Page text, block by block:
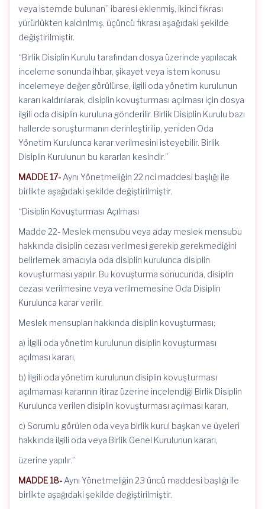
veya istemde bulunan” ibaresi eklenmiş, ikinci fıkrası
yürürlükten kaldırılmış, üçüncü fıkrası aşağıdaki şekilde
değiştirilmiştir.
“Birlik Disiplin Kurulu tarafından dosya üzerinde yapılacak
inceleme sonunda ihbar, şikayet veya istem konusu
incelemeye değer görülürse, ilgili oda yönetim kurulunun
kararı kaldırılarak, disiplin kovuşturması açılması için dosya
ilgili oda disiplin kuruluna gönderilir. Birlik Disiplin Kurulu bazı
hallerde soruşturmanın derinleştirilip, yeniden Oda
Yönetim Kurulunca karar verilmesini isteyebilir. Birlik
Disiplin Kurulunun bu kararları kesindir.”
MADDE 17- Aynı Yönetmeliğin 22 nci maddesi başlığı ile
birlikte aşağıdaki şekilde değiştirilmiştir.
“Disiplin Kovuşturması Açılması
Madde 22- Meslek mensubu veya aday meslek mensubu
hakkında disiplin cezası verilmesi gerekip gerekmediğini
belirlemek amacıyla oda disiplin kurulunca disiplin
kovuşturması yapılır. Bu kovuşturma sonucunda, disiplin
cezası verilmesine veya verilmemesine Oda Disiplin
Kurulunca karar verilir.
Meslek mensupları hakkında disiplin kovuşturması;
a) İlgili oda yönetim kurulunun disiplin kovuşturması
açılması kararı,
b) İlgili oda yönetim kurulunun disiplin kovuşturması
açılmaması kararının itiraz üzerine incelendiği Birlik Disiplin
Kurulunca verilen disiplin kovuşturması açılması kararı,
c) Sorumlu görülen oda veya birlik kurul başkan ve üyeleri
hakkında ilgili oda veya Birlik Genel Kurulunun kararı,
üzerine yapılır.”
MADDE 18- Aynı Yönetmeliğin 23 üncü maddesi başlığı ile
birlikte aşağıdaki şekilde değiştirilmiştir.